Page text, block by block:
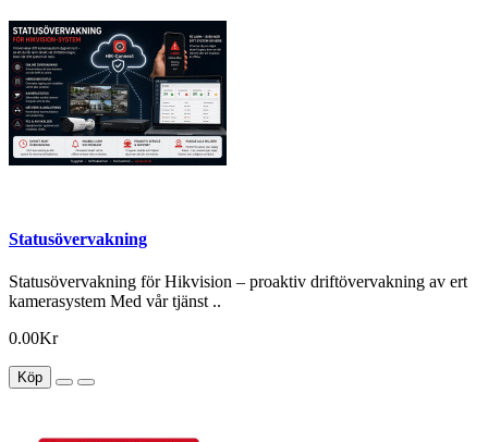
Statusövervakning
Statusövervakning för Hikvision – proaktiv driftövervakning av ert
kamerasystem Med vår tjänst ..
0.00Kr
Köp